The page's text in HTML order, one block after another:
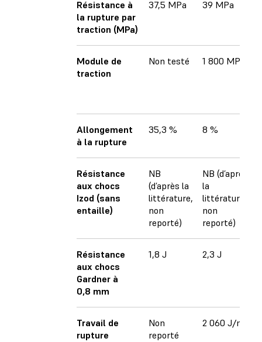
Résistance à
la rupture par
traction (MPa)
37,5 MPa 39 MPa
Module de
traction
Non testé 1 800 MPa
Allongement
à la rupture
35,3 % 8 %
Résistance
aux chocs
Izod (sans
entaille)
NB
(d’après la
littérature,
non
reporté)
NB (d’après
la
littérature,
non
reporté)
Résistance
aux chocs
Gardner à
0,8 mm
1,8 J 2,3 J
Travail de
rupture
Non
reporté
2 060 J/m2